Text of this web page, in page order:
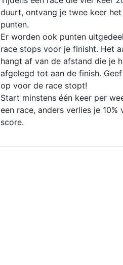
duurt, ontvang je twee keer
punten.
Er worden ook punten
race stops voor je finisht. Het
hangt af van de afstand die je
afgelegd tot aan de finish.
op voor de race stopt!
Start minstens één keer per
een race, anders verlies je 10%
score.